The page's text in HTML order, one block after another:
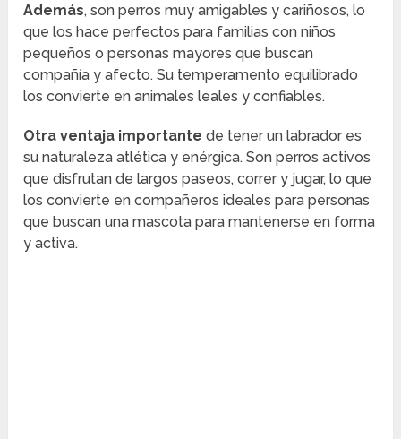
Además, son perros muy amigables y cariñosos, lo
que los hace perfectos para familias con niños
pequeños o personas mayores que buscan
compañía y afecto. Su temperamento equilibrado
los convierte en animales leales y confiables.
Otra ventaja importante de tener un labrador es
su naturaleza atlética y enérgica. Son perros activos
que disfrutan de largos paseos, correr y jugar, lo que
los convierte en compañeros ideales para personas
que buscan una mascota para mantenerse en forma
y activa.